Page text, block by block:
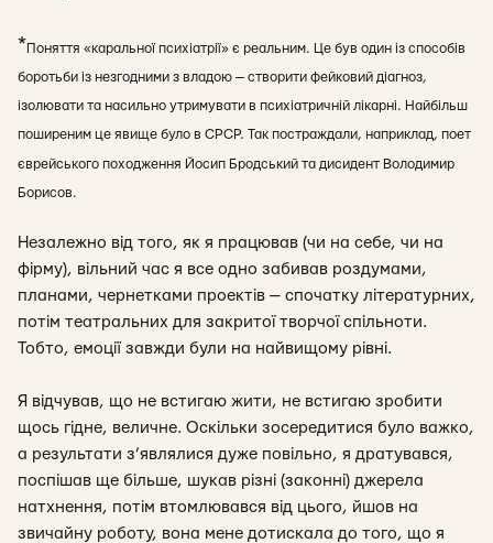
*Поняття «каральної психіатрії» є реальним. Це був один із способів
боротьби із незгодними з владою — створити фейковий діагноз,
ізолювати та насильно утримувати в психіатричній лікарні. Найбільш
поширеним це явище було в СРСР. Так постраждали, наприклад, поет
єврейського походження Йосип Бродський та дисидент Володимир
Борисов.
Незалежно від того, як я працював (чи на себе, чи на
фірму), вільний час я все одно забивав роздумами,
планами, чернетками проектів — спочатку літературних,
потім театральних для закритої творчої спільноти.
Тобто, емоції завжди були на найвищому рівні.
Я відчував, що не встигаю жити, не встигаю зробити
щось гідне, величне. Оскільки зосередитися було важко,
а результати з’являлися дуже повільно, я дратувався,
поспішав ще більше, шукав різні (законні) джерела
натхнення, потім втомлювався від цього, йшов на
звичайну роботу, вона мене дотискала до того, що я